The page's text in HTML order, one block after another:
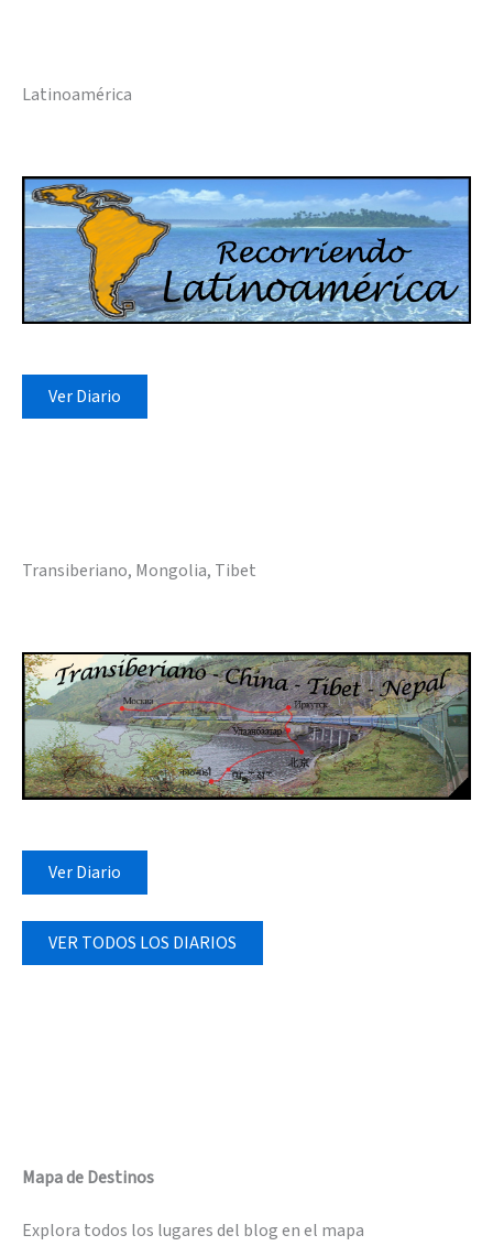
Latinoamérica
Ver Diario
Transiberiano, Mongolia, Tibet
Ver Diario
VER TODOS LOS DIARIOS
Mapa de Destinos
Explora todos los lugares del blog en el mapa